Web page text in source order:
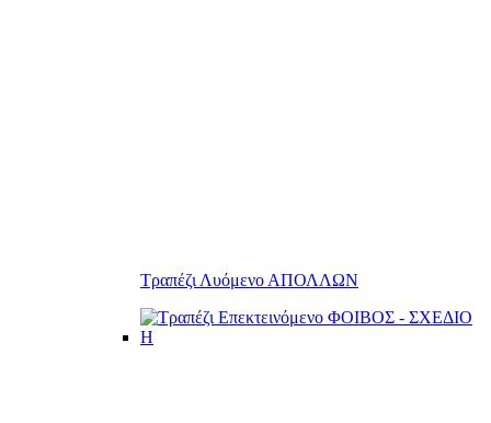
Τραπέζι Λυόμενο ΑΠΟΛΛΩΝ